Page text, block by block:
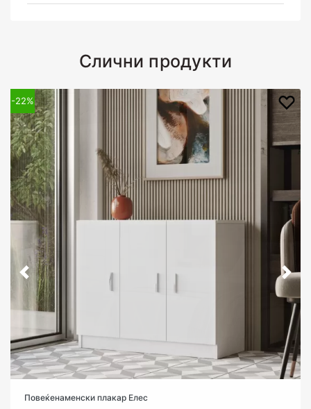
Слични продукти
-22%
Повеќенаменски плакар Елес